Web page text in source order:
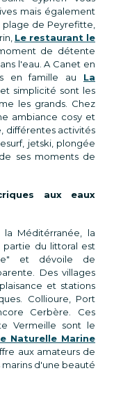
mais également
de Peyrefitte,
Le restaurant le
de détente
l'eau. A Canet en
en famille au
La
simplicité sont les
les grands. Chez
ambiance cosy et
différentes activités
jetski, plongée
ses moments de
aux eaux
Méditérranée, la
du littoral est
et dévoile de
Des villages
et stations
Collioure, Port
Cerbère. Ces
Vermeille sont le
Naturelle Marine
aux amateurs de
d'une beauté